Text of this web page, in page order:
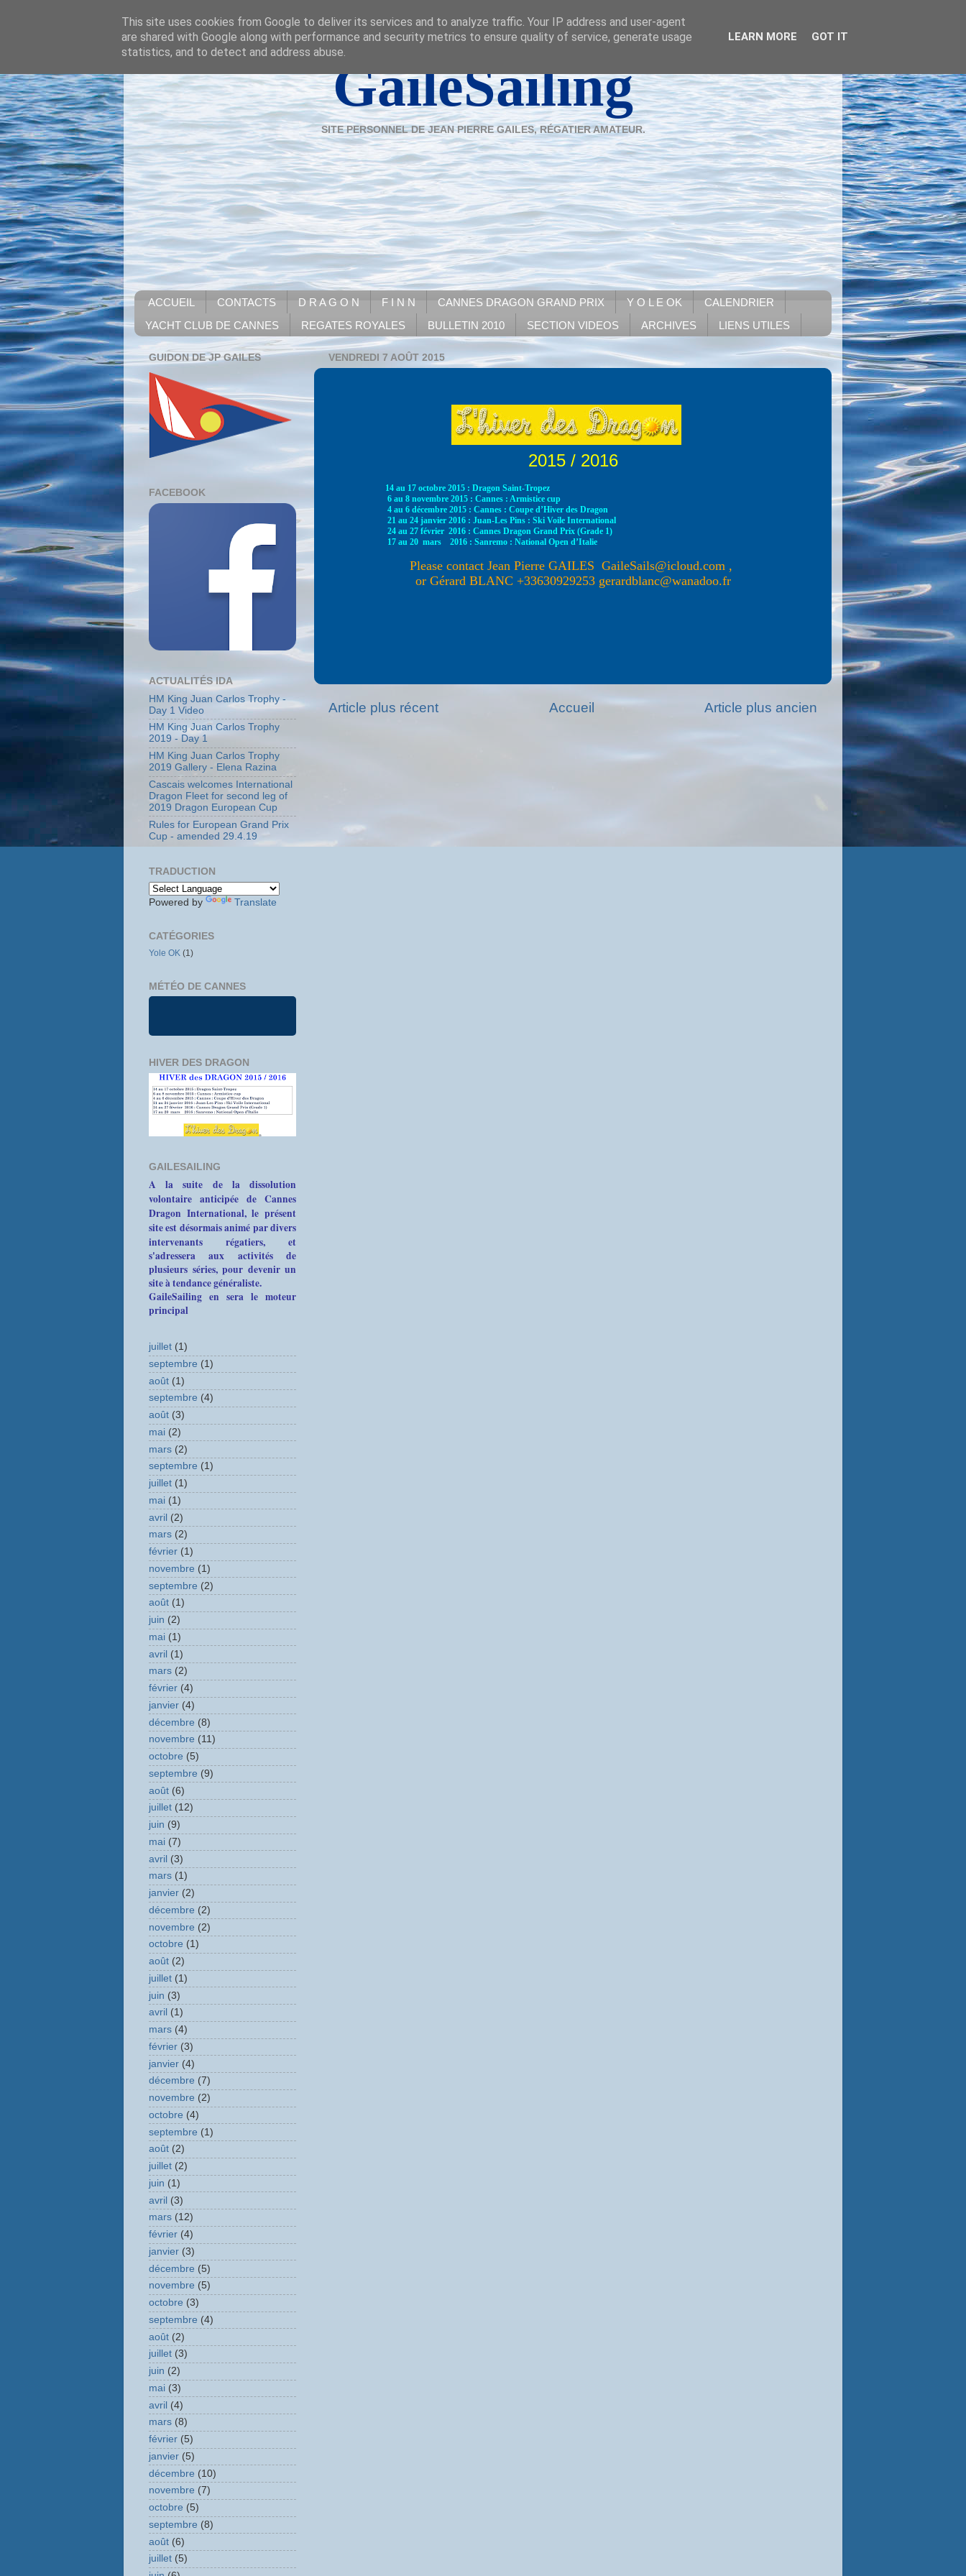
GaileSailing
SITE PERSONNEL DE JEAN PIERRE GAILES, RÉGATIER AMATEUR.
ACCUEIL CONTACTS D R A G O N F I N N CANNES DRAGON GRAND PRIX Y O L E OK
CALENDRIER
YACHT CLUB DE CANNES
REGATES ROYALES BULLETIN 2010 SECTION VIDEOS ARCHIVES LIENS UTILES
VENDREDI 7 AOÛT 2015
2015 / 2016
14 au 17 octobre 2015 : Dragon Saint-Tropez
6 au 8 novembre 2015 : Cannes : Armistice cup
4 au 6 décembre 2015 : Cannes : Coupe d’Hiver des Dragon
21 au 24 janvier 2016 : Juan-Les Pins : Ski Voile International
24 au 27 février 2016 : Cannes Dragon Grand Prix (Grade 1)
17 au 20 mars 2016 : Sanremo : National Open d’Italie
Please contact Jean Pierre GAILES GaileSails@icloud.com ,
or Gérard BLANC +33630929253 gerardblanc@wanadoo.fr
Article plus récent Article plus ancien
Accueil
GUIDON DE JP GAILES
FACEBOOK
ACTUALITÉS IDA
HM King Juan Carlos Trophy -
Day 1 Video
HM King Juan Carlos Trophy
2019 - Day 1
HM King Juan Carlos Trophy
2019 Gallery - Elena Razina
Cascais welcomes International
Dragon Fleet for second leg of
2019 Dragon European Cup
Rules for European Grand Prix
Cup - amended 29.4.19
TRADUCTION
Powered by Translate
CATÉGORIES
Yole OK (1)
MÉTÉO DE CANNES
HIVER DES DRAGON
GAILESAILING
A la suite de la dissolution
volontaire anticipée de Cannes
Dragon International, le présent
site est désormais animé par divers
intervenants régatiers, et
s'adressera aux activités de
plusieurs séries, pour devenir un
site à tendance généraliste.
GaileSailing en sera le moteur
principal
juillet (1)
septembre (1)
août (1)
septembre (4)
août (3)
mai (2)
mars (2)
septembre (1)
juillet (1)
mai (1)
avril (2)
mars (2)
février (1)
novembre (1)
septembre (2)
août (1)
juin (2)
mai (1)
avril (1)
mars (2)
février (4)
janvier (4)
décembre (8)
novembre (11)
octobre (5)
septembre (9)
août (6)
juillet (12)
juin (9)
mai (7)
avril (3)
mars (1)
janvier (2)
décembre (2)
novembre (2)
octobre (1)
août (2)
juillet (1)
juin (3)
avril (1)
mars (4)
février (3)
janvier (4)
décembre (7)
novembre (2)
octobre (4)
septembre (1)
août (2)
juillet (2)
juin (1)
avril (3)
mars (12)
février (4)
janvier (3)
décembre (5)
novembre (5)
octobre (3)
septembre (4)
août (2)
juillet (3)
juin (2)
mai (3)
avril (4)
mars (8)
février (5)
janvier (5)
décembre (10)
novembre (7)
octobre (5)
septembre (8)
août (6)
juillet (5)
This site uses cookies from Google to deliver its services and to analyze traffic. Your IP address and user-agent
are shared with Google along with performance and security metrics to ensure quality of service, generate usage
statistics, and to detect and address abuse.
LEARN MORE GOT IT